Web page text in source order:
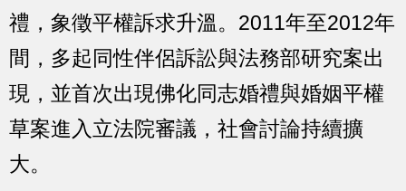
禮，象徵平權訴求升溫。2011年至2012年
間，多起同性伴侶訴訟與法務部研究案出
現，並首次出現佛化同志婚禮與婚姻平權
草案進入立法院審議，社會討論持續擴
大。